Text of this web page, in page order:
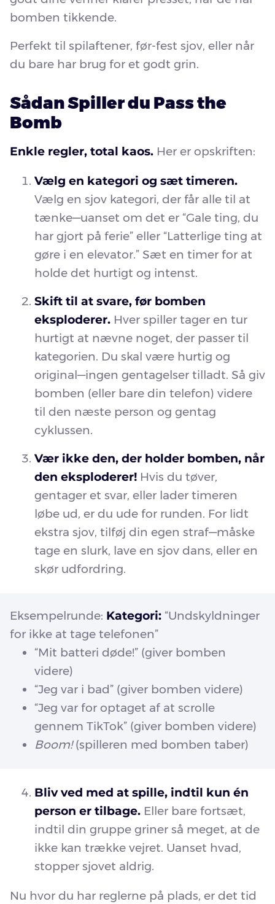
bomben tikkende.
Perfekt til spilaftener, før-fest sjov, eller når
du bare har brug for et godt grin.
Sådan Spiller du Pass the
Bomb
Enkle regler, total kaos. Her er opskriften:
Vælg en kategori og sæt timeren.
Vælg en sjov kategori, der får alle til at
tænke—uanset om det er “Gale ting, du
har gjort på ferie” eller “Latterlige ting at
gøre i en elevator.” Sæt en timer for at
holde det hurtigt og intenst.
Skift til at svare, før bomben
eksploderer. Hver spiller tager en tur
hurtigt at nævne noget, der passer til
kategorien. Du skal være hurtig og
original—ingen gentagelser tilladt. Så giv
bomben (eller bare din telefon) videre
til den næste person og gentag
cyklussen.
Vær ikke den, der holder bomben, når
den eksploderer! Hvis du tøver,
gentager et svar, eller lader timeren
løbe ud, er du ude for runden. For lidt
ekstra sjov, tilføj din egen straf—måske
tage en slurk, lave en sjov dans, eller en
skør udfordring.
Eksempelrunde: Kategori: “Undskyldninger
for ikke at tage telefonen”
“Mit batteri døde!” (giver bomben
videre)
“Jeg var i bad” (giver bomben videre)
“Jeg var for optaget af at scrolle
gennem TikTok” (giver bomben videre)
Boom!(spilleren med bomben taber)
Bliv ved med at spille, indtil kun én
person er tilbage. Eller bare fortsæt,
indtil din gruppe griner så meget, at de
ikke kan trække vejret. Uanset hvad,
stopper sjovet aldrig.
Nu hvor du har reglerne på plads, er det tid